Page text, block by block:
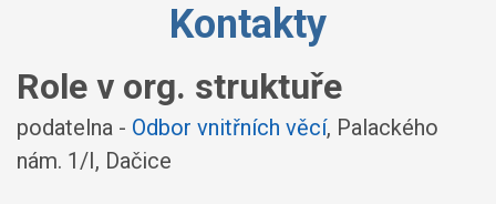
Kontakty
Role v org. struktuře
podatelna - Odbor vnitřních věcí, Palackého
nám. 1/I, Dačice